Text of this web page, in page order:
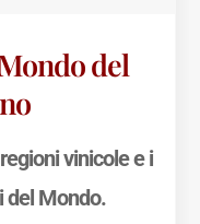
del
vinicole e i
del Mondo.